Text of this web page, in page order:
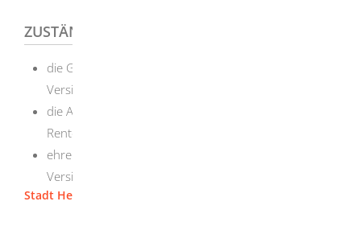
ZUSTÄNDIGE STELLE
die Gemeinde- oder Stadtverwaltung oder das
Versicherungsamt Ihres Wohnsitzes
die Auskunfts- und Beratungsstellen der Deutschen
Rentenversicherung (DRV) oder
ehrenamtliche Versichertenberaterinnen oder
Versichertenberater
Stadt Herbrechtingen